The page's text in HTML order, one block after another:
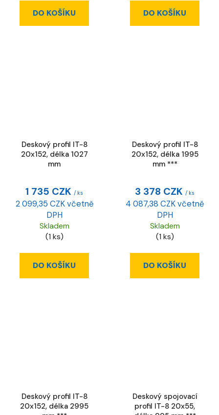
DO KOŠÍKU DO KOŠÍKU
Deskový profil IT-8
20x152, délka 1027
mm
1 735 CZK / ks
2 099,35 CZK včetně
DPH
Skladem
(1 ks)
DO KOŠÍKU
Deskový profil IT-8
20x152, délka 1995
mm ***
3 378 CZK / ks
4 087,38 CZK včetně
DPH
Skladem
(1 ks)
DO KOŠÍKU
Deskový profil IT-8
20x152, délka 2995
Deskový spojovací
profil IT-8 20x55,